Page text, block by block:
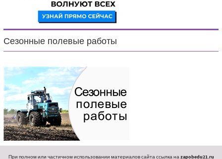
Сезонные полевые работы
При полном или частичном использовании материалов сайта ссылка наzapobedu21.ru